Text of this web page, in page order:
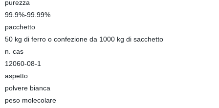
purezza
99.9%-99.99%
pacchetto
50 kg di ferro o confezione da 1000 kg di sacchetto
n. cas
12060-08-1
aspetto
polvere bianca
peso molecolare